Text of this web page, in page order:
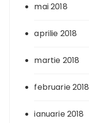
mai 2018
aprilie 2018
martie 2018
februarie 2018
ianuarie 2018